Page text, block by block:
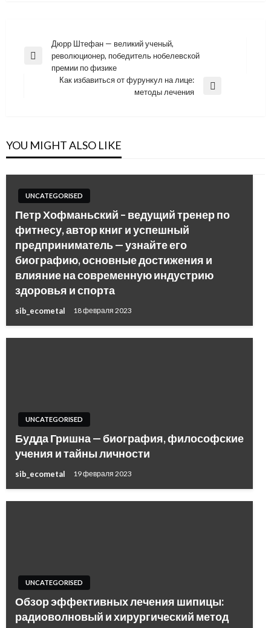
Навигация
по
записям
Previous
Дюрр Штефан — великий ученый,
революционер, победитель нобелевской
премии по физике
Как избавиться от фурункул на лице:
методы лечения
YOU MIGHT ALSO LIKE
UNCATEGORISED
Петр Хофманьский – ведущий тренер по
фитнесу, автор книг и успешный
предприниматель — узнайте его
биографию, основные достижения и
влияние на современную индустрию
здоровья и спорта
sib_ecometal 18 февраля 2023
UNCATEGORISED
Будда Гришна — биография, философские
учения и тайны личности
sib_ecometal 19 февраля 2023
UNCATEGORISED
Обзор эффективных лечения шипицы:
радиоволновый и хирургический метод